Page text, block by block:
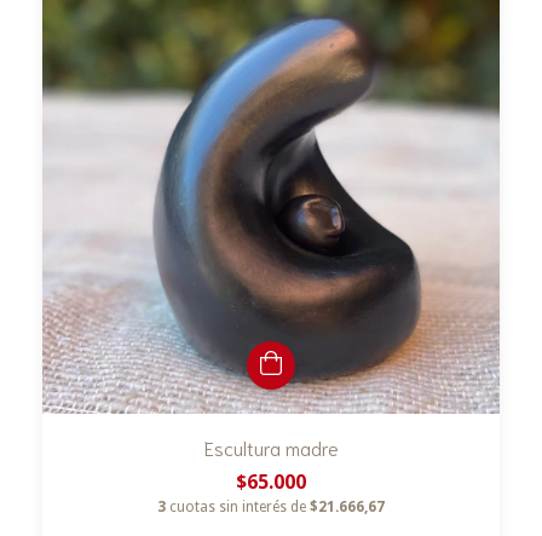
Escultura madre
$65.000
3 cuotas sin interés de $21.666,67